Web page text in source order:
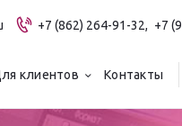
+7 (862) 264-91-32, +7
клиентов Контакты